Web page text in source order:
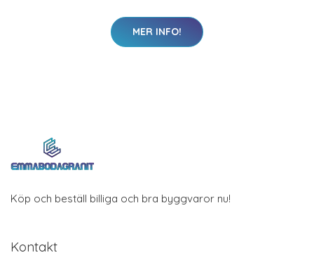
MER INFO!
Köp och beställ billiga och bra byggvaror nu!
Kontakt